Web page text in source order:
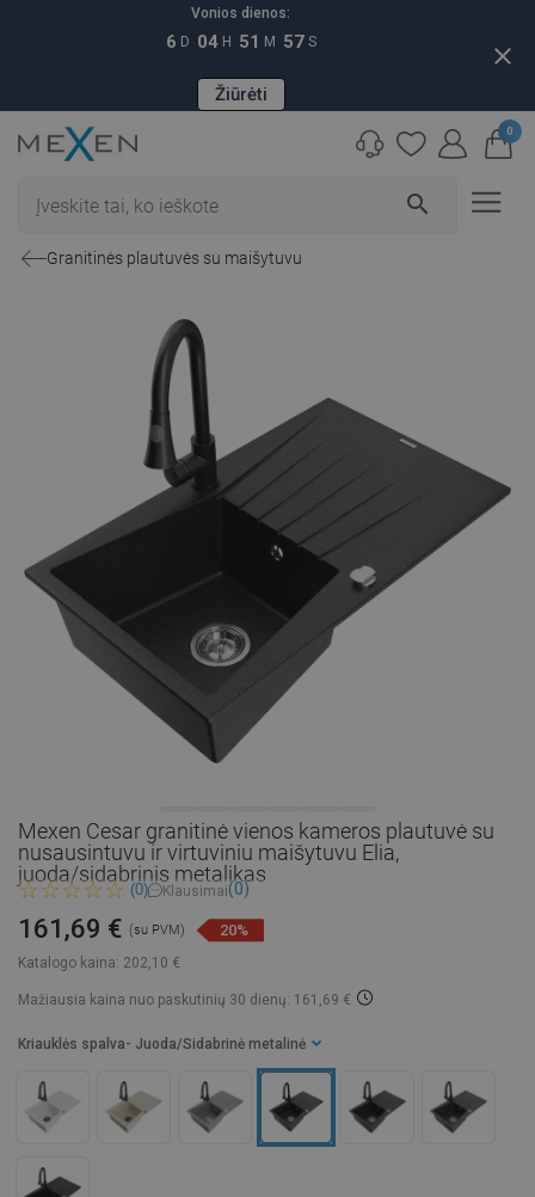
Vonios dienos:
6 D 04 H 51 M 56 S
Žiūrėti
close
search
0
Granitinės plautuvės su maišytuvu
Mexen Cesar granitinė vienos kameros plautuvė su
nusausintuvu ir virtuviniu maišytuvu Elia,
juoda/sidabrinis metalikas
(0) Klausimai(0)
Katalogo kaina: 202,10 €
161,69 € (su PVM) 20%
Mažiausia kaina nuo paskutinių 30 dienų: 161,69 €
Kriauklės spalva - Juoda/Sidabrinė metalinė